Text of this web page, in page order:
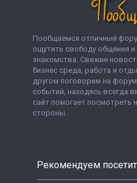
Пообщаемся отличный
ощутить свободу общения
знакомства. Свежие
бизнес среда, работа и
другом поговорим на
событий, находясь всегда
сайт помогает посмотреть
стороны.
Рекомендуем